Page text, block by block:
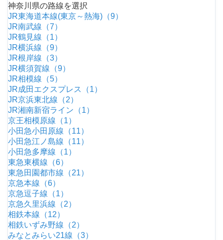
神奈川県の路線を選択
JR東海道本線(東京～熱海)（9）
JR南武線（7）
JR鶴見線（1）
JR横浜線（9）
JR根岸線（3）
JR横須賀線（9）
JR相模線（5）
JR成田エクスプレス（1）
JR京浜東北線（2）
JR湘南新宿ライン（1）
京王相模原線（1）
小田急小田原線（11）
小田急江ノ島線（11）
小田急多摩線（1）
東急東横線（6）
東急田園都市線（21）
京急本線（6）
京急逗子線（1）
京急久里浜線（2）
相鉄本線（12）
相鉄いずみ野線（2）
みなとみらい21線（3）